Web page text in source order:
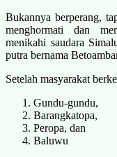
Bukannya berperang,
menghormati dan
menikahi saudara
putra bernama
Setelah masyarakat
Gundu-gundu,
Barangkatopa,
Peropa, dan
Baluwu